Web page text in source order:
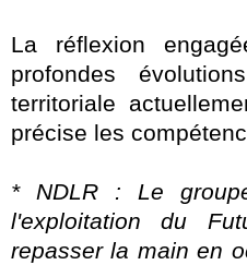
La réflexion
profondes
territoriale
précise les
* NDLR : Le
l'exploitation du
repasser la main en